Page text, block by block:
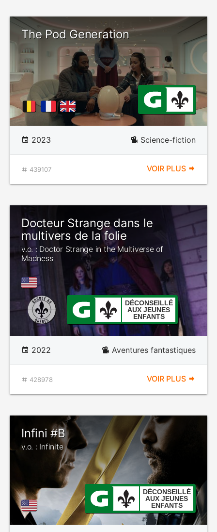
The Pod Generation
2023 Science-fiction
439107 VOIR PLUS
Docteur Strange dans le
multivers de la folie
v.o. : Doctor Strange in the Multiverse of
Madness
DÉCONSEILLÉ
AUX JEUNES
ENFANTS
2022 Aventures fantastiques
428978 VOIR PLUS
Infini #B
v.o. : Infinite
DÉCONSEILLÉ
AUX JEUNES
ENFANTS